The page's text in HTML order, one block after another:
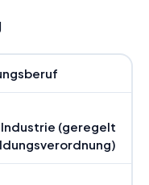
Industrie (geregelt